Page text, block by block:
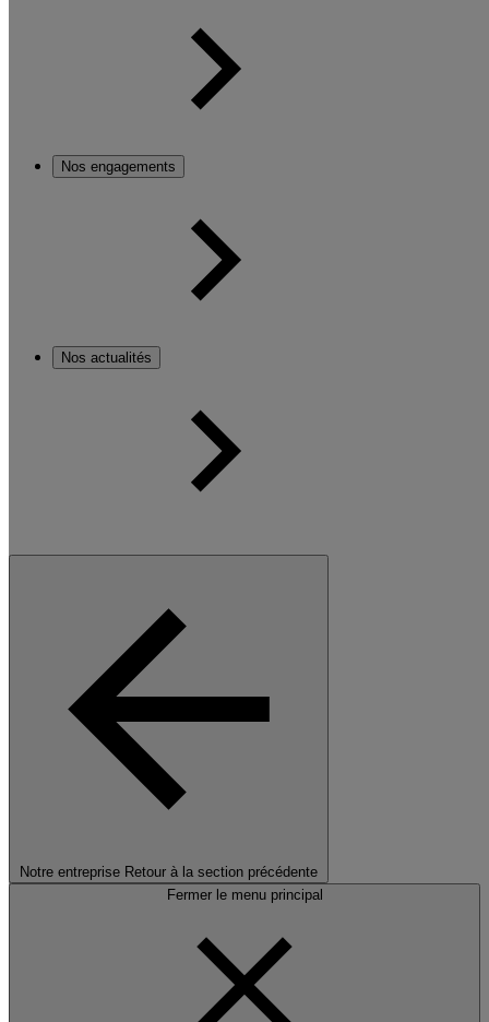
Nos engagements
Nos actualités
Notre entreprise Retour à la section précédente
Fermer le menu principal